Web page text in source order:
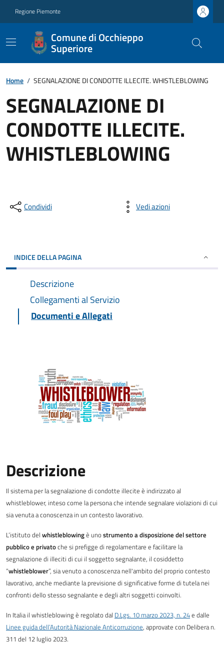
Regione Piemonte
Comune di Occhieppo
Superiore
Home / SEGNALAZIONE DI CONDOTTE ILLECITE. WHISTLEBLOWING
SEGNALAZIONE DI
CONDOTTE ILLECITE.
WHISTLEBLOWING
Condividi Vedi azioni
INDICE DELLA PAGINA
Descrizione
Collegamenti al Servizio
Documenti e Allegati
Descrizione
Il sistema per la segnalazione di condotte illecite è indirizzato al
whistleblower, inteso come la persona che intende segnalare violazioni di cui
sia venuta a conoscenza in un contesto lavorativo.
L’istituto del whistleblowingè unostrumento a disposizione del settore
pubblico e privatoche si prefigge di regolamentare e facilitare la
segnalazione di illeciti di cui il soggetto segnalante, il cosiddetto
“whistleblower”, sia venuto a conoscenza nell'ambito del proprio contesto
lavorativo, anche mediante la previsione di significative forme di tutela nei
confronti dello stesso segnalante e degli altri soggetti coinvolti.
In Italia il whistleblowing è regolato dal D.Lgs. 10 marzo 2023, n. 24e dalle
Linee guida dell’Autorità Nazionale Anticorruzione, approvate con Delibera n.
311 del 12 luglio 2023.